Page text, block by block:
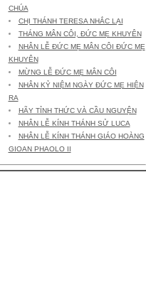
CHÚA
CHỊ THÁNH TERESA NHẮC LẠI
THÁNG MÂN CÔI, ĐỨC MẸ KHUYÊN
NHÂN LỄ ĐỨC MẸ MÂN CÔI ĐỨC MẸ
KHUYÊN
MỪNG LỄ ĐỨC MẸ MÂN CÔI
NHÂN KỶ NIỆM NGÀY ĐỨC MẸ HIỆN
RA
HÃY TỈNH THỨC VÀ CẦU NGUYỆN
NHÂN LỄ KÍNH THÁNH SỬ LUCA
NHÂN LỄ KÍNH THÁNH GIÁO HOÀNG
GIOAN PHAOLO II